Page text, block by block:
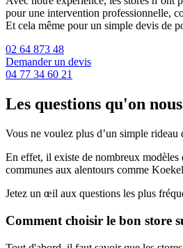
pour une intervention professionnelle,
Et cela même pour un simple devis de
02 64 873 48
Demander un devis
04 77 34 60 21
Les questions qu'on
Vous ne voulez plus d’un simple rideau
En effet, il existe de nombreux modèles
communes aux alentours comme
Jetez un œil aux questions les plus
Comment choisir le bon store